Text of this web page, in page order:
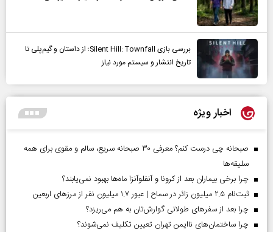
بررسی بازی Silent Hill: Townfall؛ از داستان و گیم‌پلی تا
تاریخ انتشار و سیستم مورد نیاز
اخبار ویژه
صبحانه چی درست کنم؟ معرفی ۳۰ صبحانه سریع، سالم و مقوی برای همه
سلیقه‌ها
چرا برخی بیماران بعد از کرونا و آنفلوآنزا ماه‌ها بهبود نمی‌یابند؟
ثبت‌نام ۲.۵ میلیون زائر در سماح | عبور ۱.۷ میلیون نفر از مرز‌های اربعین
چرا بعد از سفرهای طولانی گوارش‌تان به هم می‌ریزد؟
چرا ساختمان‌های ناایمن تهران تعیین تکلیف نمی‌شوند؟